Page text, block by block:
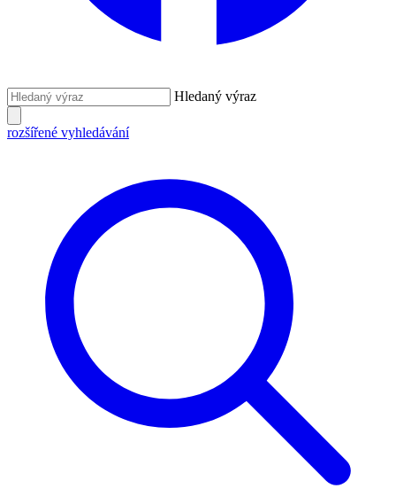
Hledaný výraz
rozšířené vyhledávání